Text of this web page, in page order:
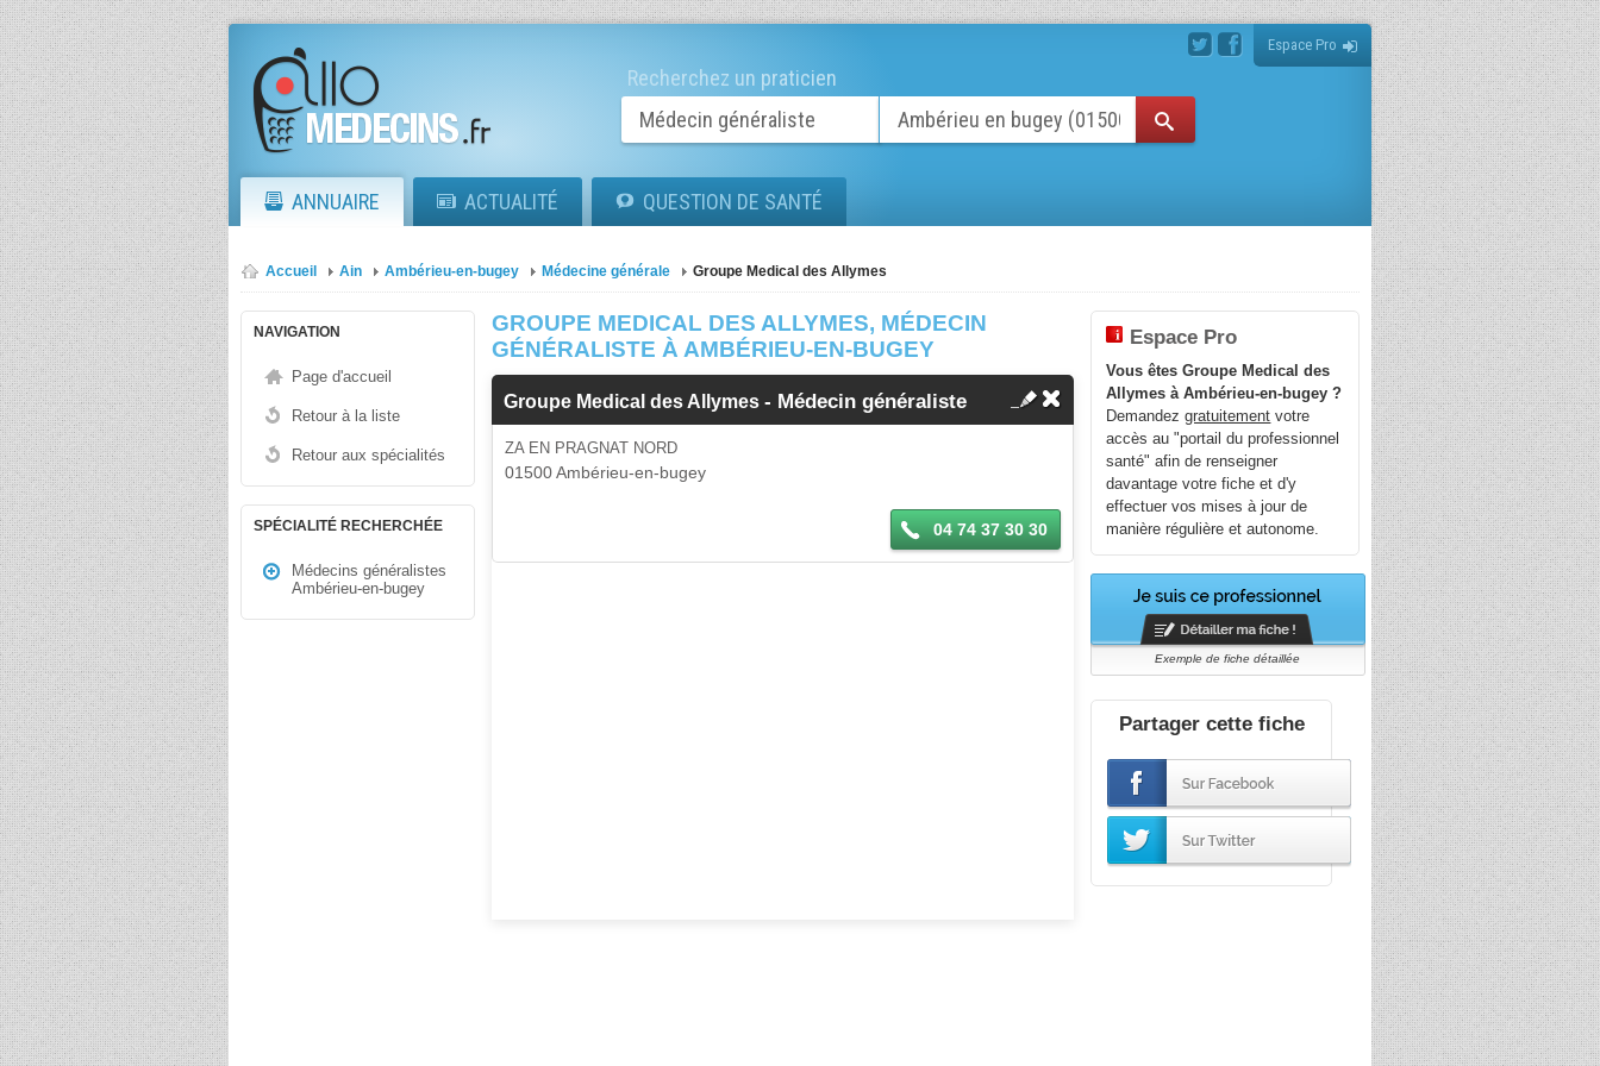
Espace Pro
Recherchez un praticien
ANNUAIRE ACTUALITÉ QUESTION DE SANTÉ
Accueil Ain Ambérieu-en-bugey Médecine générale Groupe Medical des Allymes
NAVIGATION
Page d'accueil
Retour à la liste
Retour aux spécialités
SPÉCIALITÉ RECHERCHÉE
Médecins généralistes
Ambérieu-en-bugey
GROUPE MEDICAL DES ALLYMES, MÉDECIN
GÉNÉRALISTE À AMBÉRIEU-EN-BUGEY
Groupe Medical des Allymes- Médecin généraliste
ZA EN PRAGNAT NORD
01500 Ambérieu-en-bugey
04 74 37 30 30
Espace Pro
Vous êtes Groupe Medical des
Allymes à Ambérieu-en-bugey ?
Demandezgratuitement votre
accès au "portail du professionnel
santé" afin de renseigner
davantage votre fiche et d'y
effectuer vos mises à jour de
manière régulière et autonome.
Exemple de fiche détaillée
Partager cette fiche